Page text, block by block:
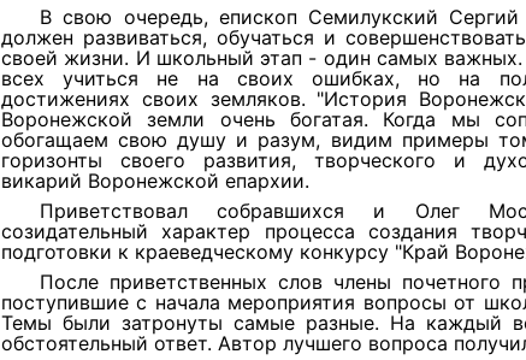
В свою очередь, епископ Семилукский Сергий
должен развиваться, обучаться и
своей жизни. И школьный этап - один самых
всех учиться не на своих ошибках, но на
достижениях своих земляков. "История
Воронежской земли очень богатая. Когда мы
обогащаем свою душу и разум, видим примеры
горизонты своего развития, творческого и
викарий Воронежской епархии.
Приветствовал собравшихся и Олег
созидательный характер процесса создания
подготовки к краеведческому конкурсу "Край
После приветственных слов члены почетного
поступившие с начала мероприятия вопросы от
Темы были затронуты самые разные. На каждый
обстоятельный ответ. Автор лучшего вопроса